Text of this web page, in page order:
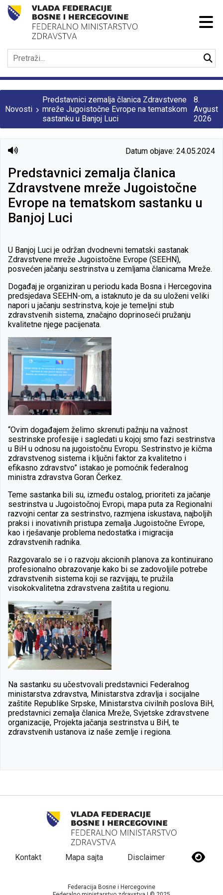
Novosti
Predstavnici zemalja članica Zdravstvene
mreže Jugoistočne Evrope na tematskom
sastanku u Banjoj Luci
8.
Avgust
2026
Datum objave: 24.05.2024
Predstavnici zemalja članica
Zdravstvene mreže Jugoistočne
Evrope na tematskom sastanku u
Banjoj Luci
U Banjoj Luci je održan dvodnevni tematski sastanak
Zdravstvene mreže Jugoistočne Evrope (SEEHN),
posvećen jačanju sestrinstva u zemljama članicama Mreže.
Događaj je organiziran u periodu kada Bosna i Hercegovina
predsjedava SEEHN-om, a istaknuto je da su uloženi veliki
napori u jačanju sestrinstva, koje je temeljni stub
zdravstvenih sistema, značajno doprinoseći pružanju
kvalitetne njege pacijenata.
“Ovim događajem želimo skrenuti pažnju na važnost
sestrinske profesije i sagledati u kojoj smo fazi sestrinstva
u BiH u odnosu na jugoistočnu Evropu. Sestrinstvo je kičma
zdravstvenog sistema i ključni faktor za kvalitetno i
efikasno zdravstvo” istakao je pomoćnik federalnog
ministra zdravstva Goran Čerkez.
Teme sastanka bili su, između ostalog, prioriteti za jačanje
sestrinstva u Jugoistočnoj Evropi, mapa puta za Regionalni
razvojni centar za sestrinstvo, razmjena iskustava, najboljih
praksi i inovativnih pristupa zemalja Jugoistočne Evrope,
kao i rješavanje problema nedostatka i migracija
zdravstvenih radnika.
Razgovaralo se i o razvoju akcionih planova za kontinuirano
profesionalno obrazovanje kako bi se zadovoljile potrebe
zdravstvenih sistema koji se razvijaju, te pružila
visokokvalitetna zdravstvena zaštita u regionu.
Na sastanku su učestvovali predstavnici Federalnog
ministarstva zdravstva, Ministarstva zdravlja i socijalne
zaštite Republike Srpske, Ministarstva civilnih poslova BiH,
predstavnici zemalja članica Mreže, Svjetske zdravstvene
organizacije, Projekta jačanja sestrinstva u BiH, te
zdravstvenih ustanova iz naše zemlje i regiona.
Kontakt Mapa sajta Disclaimer
Federacija Bosne i Hercegovine